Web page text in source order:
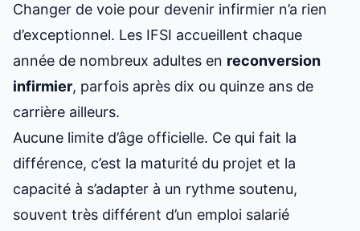
Changer de voie pour devenir infirmier n’a rien
d’exceptionnel. Les IFSI accueillent chaque
année de nombreux adultes en reconversion
infirmier, parfois après dix ou quinze ans de
carrière ailleurs.
Aucune limite d’âge officielle. Ce qui fait la
différence, c’est la maturité du projet et la
capacité à s’adapter à un rythme soutenu,
souvent très différent d’un emploi salarié